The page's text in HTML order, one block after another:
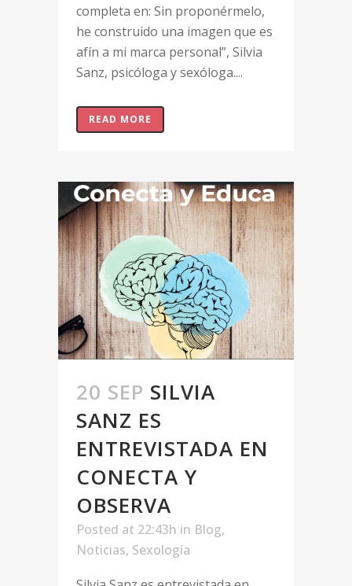
completa en: Sin proponérmelo,
he construido una imagen que es
afín a mi marca personal”, Silvia
Sanz, psicóloga y sexóloga....
READ MORE
20 SEP SILVIA
SANZ ES
ENTREVISTADA EN
CONECTA Y
OBSERVA
Posted at 22:43h in Blog,
Noticias, Sexología